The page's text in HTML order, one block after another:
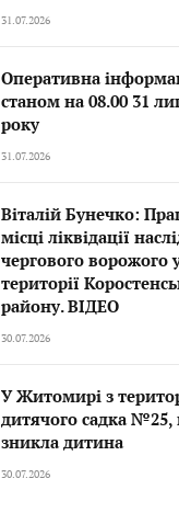
31.07.2026
Оперативна
станом на 08.00 31
року
31.07.2026
Віталій Бунечко:
місці ліквідації
чергового ворожого
території
району. ВІДЕО
30.07.2026
У Житомирі з
дитячого садка №25,
зникла дитина
30.07.2026